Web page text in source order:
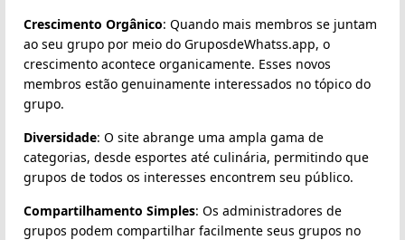
Crescimento Orgânico: Quando mais membros se juntam
ao seu grupo por meio do GruposdeWhatss.app, o
crescimento acontece organicamente. Esses novos
membros estão genuinamente interessados no tópico do
grupo.
Diversidade: O site abrange uma ampla gama de
categorias, desde esportes até culinária, permitindo que
grupos de todos os interesses encontrem seu público.
Compartilhamento Simples: Os administradores de
grupos podem compartilhar facilmente seus grupos no